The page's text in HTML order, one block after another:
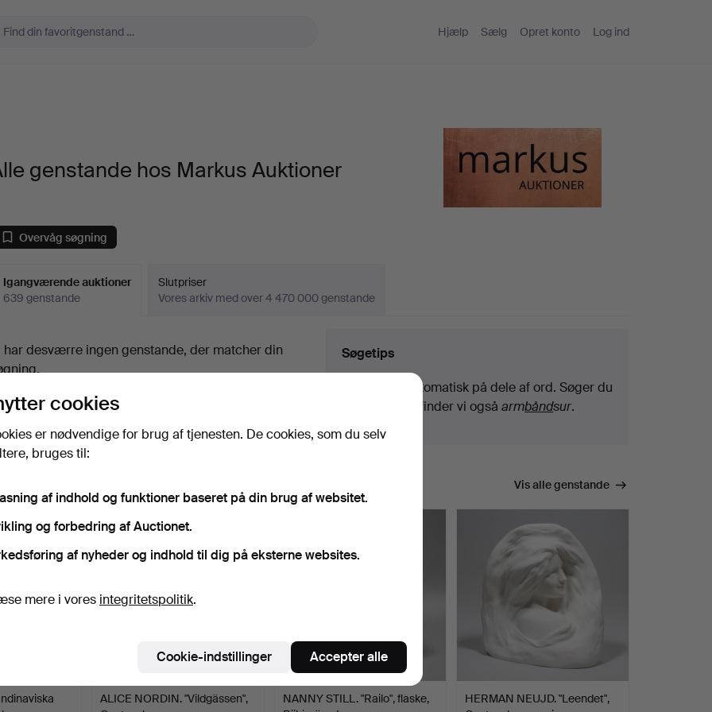
Hjælp Sælg Opret konto Log ind
genstande hos Markus Auktioner
Overvåg søgning
Igangværende auktioner
639 genstande
Slutpriser
Vores arkiv med over 4 470 000 genstande
har desværre ingen genstande, der matcher din
på“Overvåg søgning”
Søgetips
Vi søger automatisk på dele af ord. Søger du
, finder vi ogsåarmbåndsur.
der matcher din søgning Vis alle genstande
ALICE NORDIN. "Vildgässen",
NANNY STILL. "Railo", flaske,
HERMAN NEUJD. "Leendet",
cookies
er nødvendige for brug af tjenesten. De cookies, som du selv
bruges til:
af indhold og funktioner baseret på din brug af websitet.
og forbedring af Auctionet.
af nyheder og indhold til dig på eksterne websites.
mere i vores integritetspolitik.
Cookie-indstillinger Accepter alle